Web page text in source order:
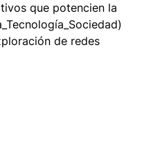
que potencien la
de redes